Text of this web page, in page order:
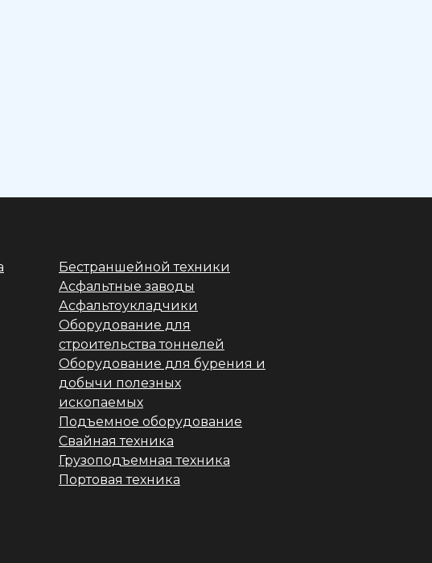
Бестраншейной техники
Асфальтные заводы
Асфальтоукладчики
Оборудование для
строительства тоннелей
Оборудование для бурения и
добычи полезных
ископаемых
Подъемное оборудование
Свайная техника
Грузоподъемная техника
Портовая техника